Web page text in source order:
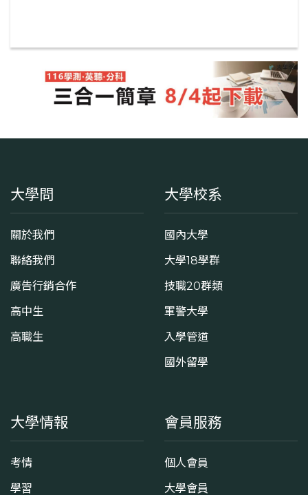
大學問
關於我們
聯絡我們
廣告行銷合作
高中生
高職生
大學校系
國內大學
大學18學群
技職20群類
軍警大學
入學管道
國外留學
大學情報
考情
學習
會員服務
個人會員
大學會員